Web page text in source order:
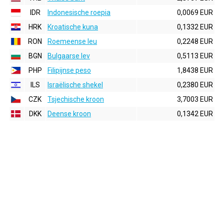
IDR
Indonesische roepia
0,0069 EUR
HRK
Kroatische kuna
0,1332 EUR
RON
Roemeense leu
0,2248 EUR
BGN
Bulgaarse lev
0,5113 EUR
PHP
Filipijnse peso
1,8438 EUR
ILS
Israëlische shekel
0,2380 EUR
CZK
Tsjechische kroon
3,7003 EUR
DKK
Deense kroon 0,1342 EUR